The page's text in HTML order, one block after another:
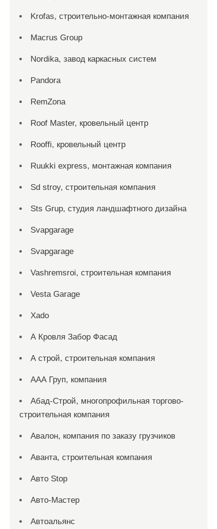
Krofas, строительно-монтажная компания
Macrus Group
Nordika, завод каркасных систем
Pandora
RemZona
Roof Master, кровельный центр
Rooffi, кровельный центр
Ruukki express, монтажная компания
Sd stroy, строительная компания
Sts Grup, студия ландшафтного дизайна
Svapgarage
Svapgarage
Vashremsroi, строительная компания
Vesta Garage
Xado
А Кровля Забор Фасад
А строй, строительная компания
ААА Груп, компания
Абад-Строй, многопрофильная торгово-
строительная компания
Авалон, компания по заказу грузчиков
Аванта, строительная компания
Авто Stop
Авто-Мастер
Автоальянс